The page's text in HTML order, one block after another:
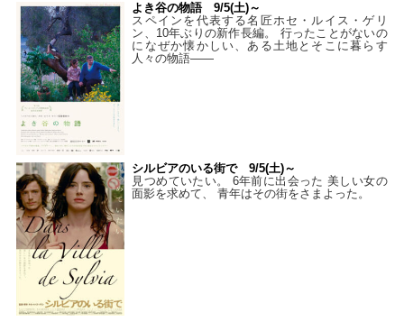
よき谷の物語 9/5(土)～
スペインを代表する名匠ホセ・ルイス・ゲリ
ン、10年ぶりの新作長編。 行ったことがないの
になぜか懐かしい、ある土地とそこに暮らす
人々の物語――
シルビアのいる街で 9/5(土)～
見つめていたい。 6年前に出会った 美しい女の
面影を求めて、 青年はその街をさまよった。